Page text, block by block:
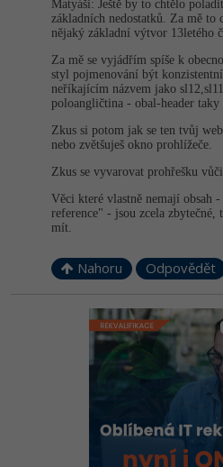
Matyáši: Ještě by to chtělo
základních nedostatků. Za mě to
nějaký základní výtvor 13letého
Za mě se vyjádřím spíše k
styl pojmenování být
neříkajícím názvem jako
poloangličtina - obal-header
Zkus si potom jak se ten tvůj
nebo zvětšuješ okno prohlížeče.
Zkus se vyvarovat prohřešku
Věci které vlastně nemají obsah
reference" - jsou zcela
mít.
Nahoru Odpovědět